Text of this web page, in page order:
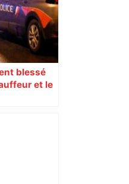
blessé
et le
de